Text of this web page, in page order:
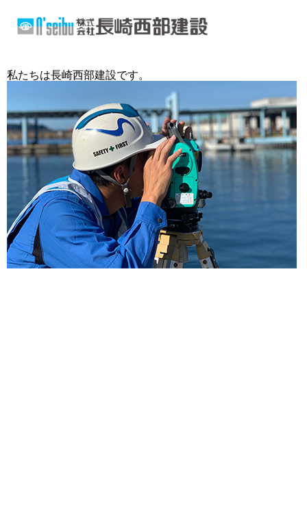
私たちは長崎西部建設です。